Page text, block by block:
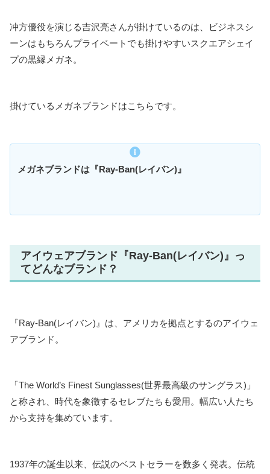
冲方優役を演じる吉沢亮さんが掛けているのは、ビジネスシ
ーンはもちろんプライベートでも掛けやすいスクエアシェイ
プの黒縁メガネ。
掛けているメガネブランドはこちらです。
メガネブランドは『Ray-Ban(レイバン)』
アイウェアブランド『Ray-Ban(レイバン)』っ
てどんなブランド？
『Ray-Ban(レイバン)』は、アメリカを拠点とするのアイウェ
アブランド。
「The World’s Finest Sunglasses(世界最高級のサングラス)」
と称され、時代を象徴するセレブたちも愛用。幅広い人たち
から支持を集めています。
1937年の誕生以来、伝説のベストセラーを数多く発表。伝統